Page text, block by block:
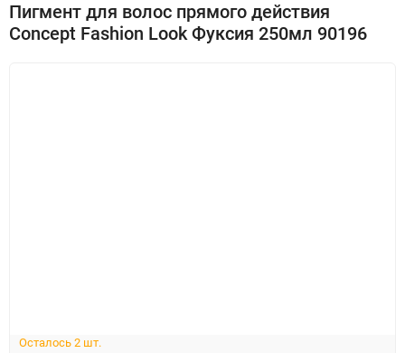
Пигмент для волос прямого действия
Concept Fashion Look Фуксия 250мл 90196
Осталось 2 шт.